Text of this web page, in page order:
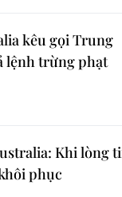
kêu gọi Trung
lệnh trừng phạt
Khi lòng
phục